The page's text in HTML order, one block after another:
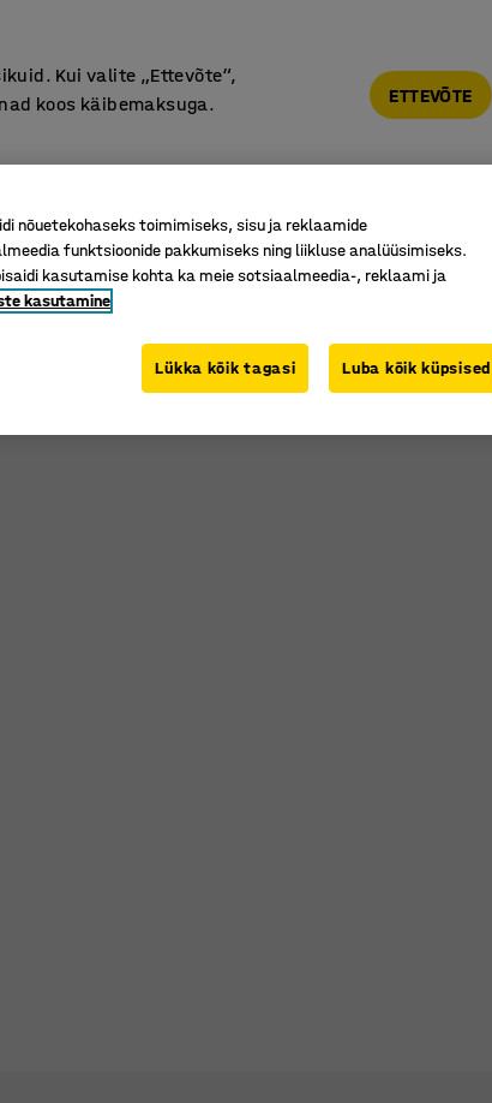
Ootesaal Õueala Kool ja Lasteaed
Pärnu mnt 158, Tallinn. Kauba väljastamine Paneeli
Kui valite „Ettevõte“,
koos käibemaksuga.
ETTEVÕTE
nõuetekohaseks toimimiseks, sisu ja reklaamide
funktsioonide pakkumiseks ning liikluse analüüsimiseks.
kasutamise kohta ka meie sotsiaalmeedia-, reklaami ja
kasutamine
Lükka kõik tagasi Luba kõik küpsised